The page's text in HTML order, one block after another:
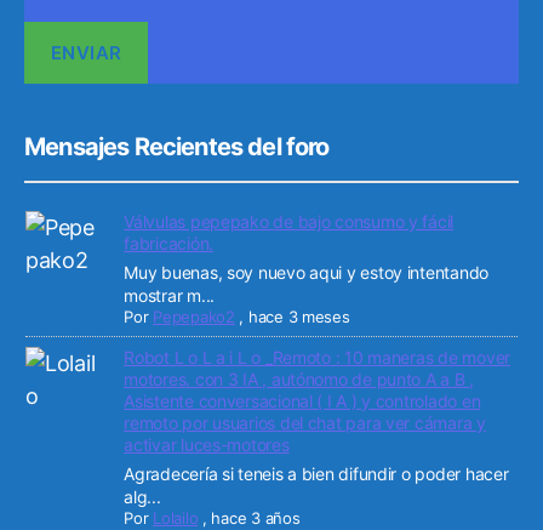
Mensajes Recientes del foro
Válvulas pepepako de bajo consumo y fácil
fabricación.
Muy buenas, soy nuevo aqui y estoy intentando
mostrar m...
Por Pepepako2 , hace 3 meses
Robot L o L a i L o _Remoto : 10 maneras de mover
motores. con 3 IA , autónomo de punto A a B ,
Asistente conversacional ( I A ) y controlado en
remoto por usuarios del chat para ver cámara y
activar luces-motores
Agradecería si teneis a bien difundir o poder hacer
alg...
Por Lolailo , hace 3 años